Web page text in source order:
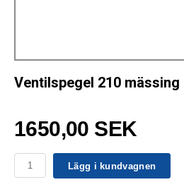
Ventilspegel 210 mässing
1650,00 SEK
Lägg i kundvagnen